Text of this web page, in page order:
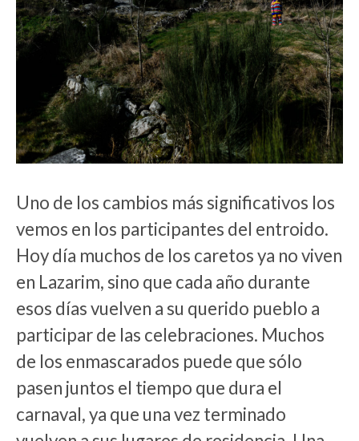
Uno de los cambios más significativos los
vemos en los participantes del entroido.
Hoy día muchos de los caretos ya no viven
en Lazarim, sino que cada año durante
esos días vuelven a su querido pueblo a
participar de las celebraciones. Muchos
de los enmascarados puede que sólo
pasen juntos el tiempo que dura el
carnaval, ya que una vez terminado